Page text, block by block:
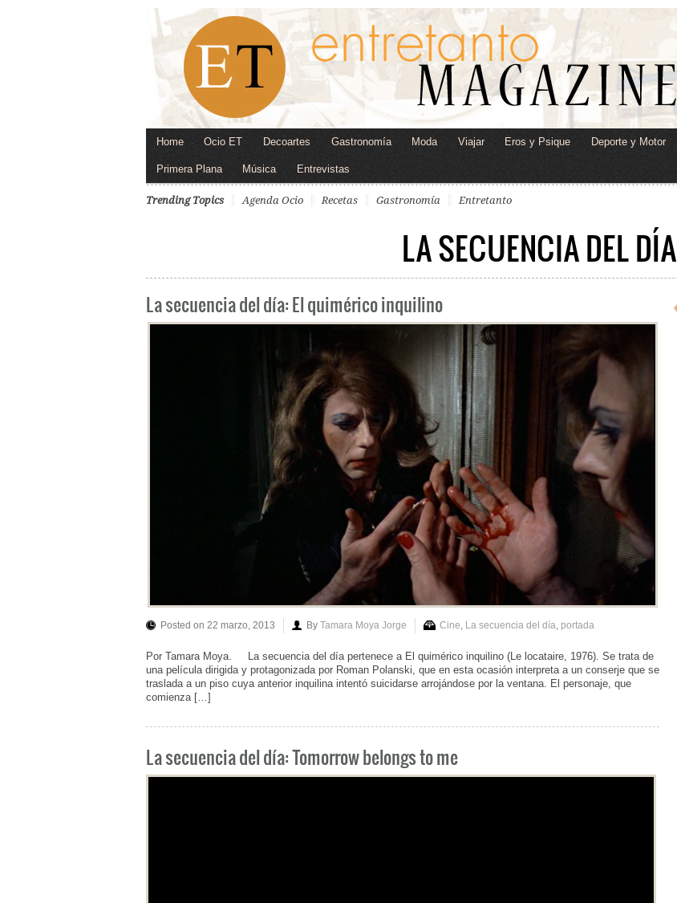
Home Ocio ET Decoartes Gastronomía Moda Viajar Eros y Psique Deporte y Motor
Primera Plana Música Entrevistas
Trending Topics Agenda Ocio Recetas Gastronomía Entretanto
LA SECUENCIA DEL DÍA
La secuencia del día: El quimérico inquilino
Posted on 22 marzo, 2013 By Tamara Moya Jorge Cine La secuencia del día portada
Por Tamara Moya. La secuencia del día pertenece a El quimérico inquilino (Le locataire, 1976). Se trata de
una película dirigida y protagonizada por Roman Polanski, que en esta ocasión interpreta a un conserje que se
traslada a un piso cuya anterior inquilina intentó suicidarse arrojándose por la ventana. El personaje, que
comienza […]
La secuencia del día: Tomorrow belongs to me